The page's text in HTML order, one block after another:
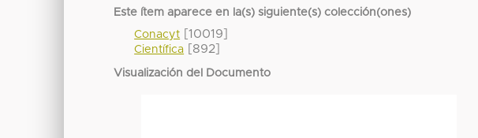
Este ítem aparece en la(s) siguiente(s) colección(ones)
Conacyt [10019]
Científica [892]
Visualización del Documento